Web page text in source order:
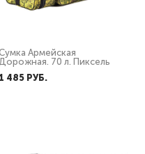
Армейская
70 л. Пиксель
1 485 PУБ.